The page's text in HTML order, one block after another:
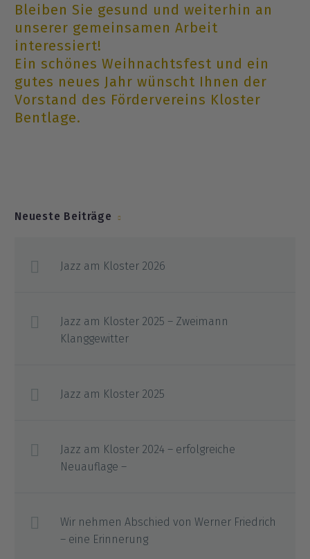
Bleiben Sie gesund und weiterhin an
unserer gemeinsamen Arbeit
interessiert!
Ein schönes Weihnachtsfest und ein
gutes neues Jahr wünscht Ihnen der
Vorstand des Fördervereins Kloster
Bentlage.
Neueste Beiträge
Jazz am Kloster 2026
Jazz am Kloster 2025 – Zweimann
Klanggewitter
Jazz am Kloster 2025
Jazz am Kloster 2024 – erfolgreiche
Neuauflage –
Wir nehmen Abschied von Werner Friedrich
– eine Erinnerung